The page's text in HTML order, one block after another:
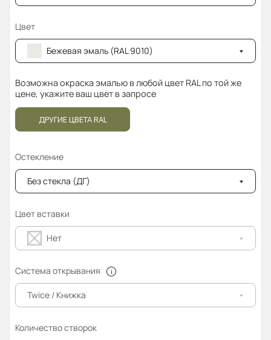
Цвет
Бежевая эмаль (RAL 9010)
Возможна окраска эмалью в любой цвет RAL по той же
цене, укажите ваш цвет в запросе
ДРУГИЕ ЦВЕТА RAL
Остекление
Без стекла (ДГ)
Цвет вставки
Нет
Система открывания
Twice / Книжка
Количество створок